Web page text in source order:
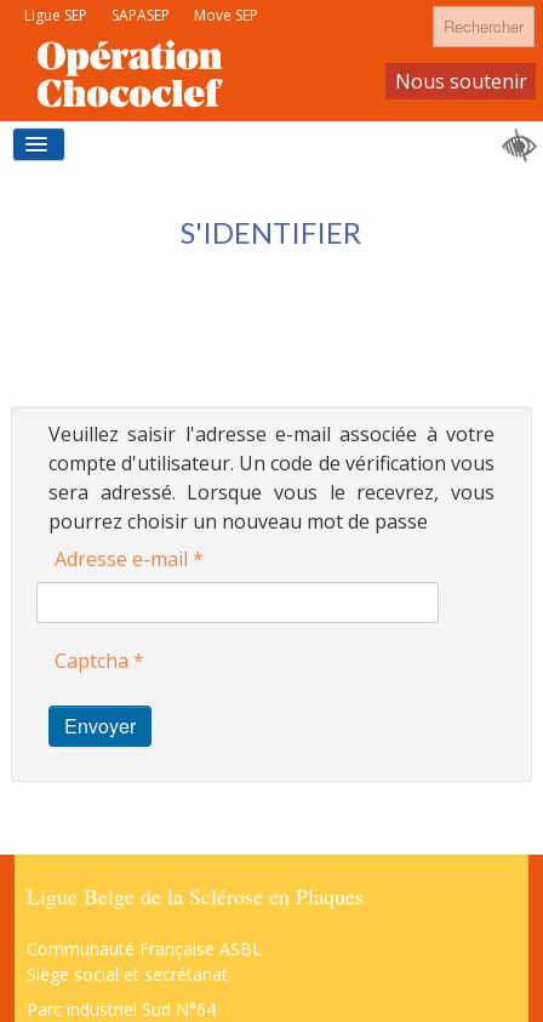
Ligue SEP SAPASEP Move SEP Rechercher
JE DEVIENS VENDEUR
CONTACTS
Nous soutenir
Devenir membre
S'IDENTIFIER
Veuillez saisir l'adresse e-mail associée à votre
compte d'utilisateur. Un code de vérification vous
sera adressé. Lorsque vous le recevrez, vous
pourrez choisir un nouveau mot de passe
Adresse e-mail *
Captcha *
Envoyer
Ligue Belge de la Sclérose en Plaques
Communauté Française ASBL
Siège social et secrétariat
Parc industriel Sud N°64